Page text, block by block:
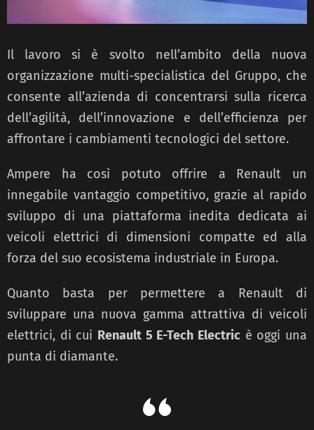
Il lavoro si è svolto nell’ambito della nuova
organizzazione multi-specialistica del Gruppo, che
consente all’azienda di concentrarsi sulla ricerca
dell’agilità, dell’innovazione e dell’efficienza per
affrontare i cambiamenti tecnologici del settore.
Ampere ha così potuto offrire a Renault un
innegabile vantaggio competitivo, grazie al rapido
sviluppo di una piattaforma inedita dedicata ai
veicoli elettrici di dimensioni compatte ed alla
forza del suo ecosistema industriale in Europa.
Quanto basta per permettere a Renault di
sviluppare una nuova gamma attrattiva di veicoli
elettrici, di cui Renault 5 E-Tech Electric è oggi una
punta di diamante.